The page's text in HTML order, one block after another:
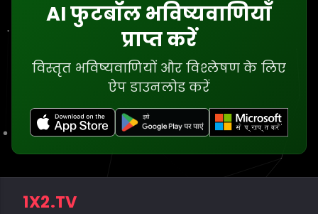
AI फुटबॉल भविष्यवाणियाँ
प्राप्त करें
विस्तृत भविष्यवाणियों और विश्लेषण के लिए
ऐप डाउनलोड करें
1X2.TV